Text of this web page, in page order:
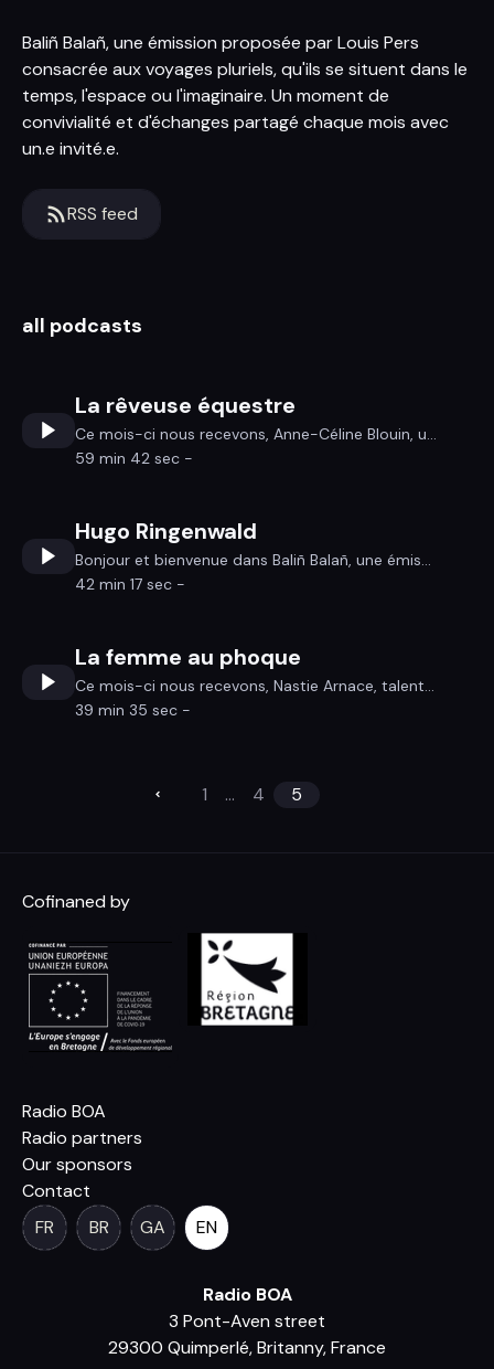
Baliñ Balañ, une émission proposée par Louis Pers
consacrée aux voyages pluriels, qu'ils se situent dans le
temps, l'espace ou l'imaginaire. Un moment de
convivialité et d'échanges partagé chaque mois avec
un.e invité.e.
RSS feed
all podcasts
La rêveuse équestre
Ce mois-ci nous recevons, Anne-Céline Blouin, u...
59 min 42 sec -
Hugo Ringenwald
Bonjour et bienvenue dans Baliñ Balañ, une émis...
42 min 17 sec -
La femme au phoque
Ce mois-ci nous recevons, Nastie Arnace, talent...
39 min 35 sec -
1 ... 4 5
Cofinaned by
Radio BOA
Radio partners
Our sponsors
Contact
FR
BR GA EN
Radio BOA
3 Pont-Aven street
29300 Quimperlé, Britanny, France